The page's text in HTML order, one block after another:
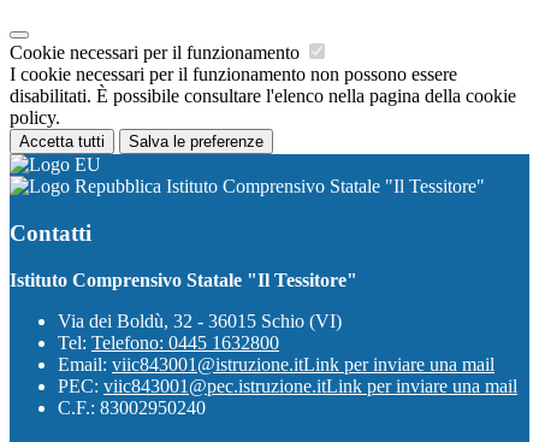
Cookie necessari per il funzionamento
I cookie necessari per il funzionamento non possono essere
disabilitati. È possibile consultare l'elenco nella pagina della cookie
policy.
Accetta tutti Salva le preferenze
Istituto Comprensivo Statale "Il Tessitore"
Contatti
Istituto Comprensivo Statale "Il Tessitore"
Via dei Boldù, 32 - 36015 Schio (VI)
Tel: Telefono: 0445 1632800
Email: viic843001@istruzione.itLink per inviare una mail
PEC: viic843001@pec.istruzione.itLink per inviare una mail
C.F.: 83002950240